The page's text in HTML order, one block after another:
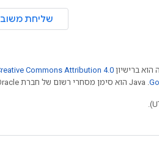
שליחת משוב
ברישיון Commons Attribution 4.0
.‏ Java הוא סימן מסחרי רשום של חברת Oracle ו/או של השותפים העצמאיים שלה.